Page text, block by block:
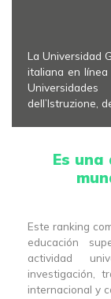
La Universidad
italiana en línea
dell’Istruzione,
Es una
Este ranking
educación
actividad
investigación,
internacional y